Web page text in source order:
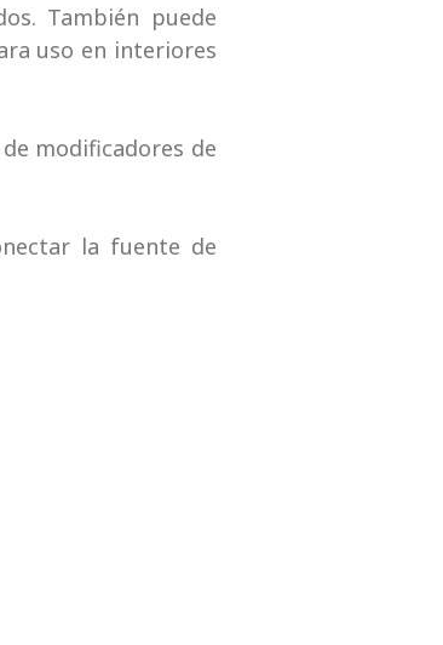
También puede
uso en interiores
modificadores de
la fuente de